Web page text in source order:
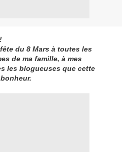
du 8 Mars à toutes les
de ma famille, à mes
les blogueuses que cette